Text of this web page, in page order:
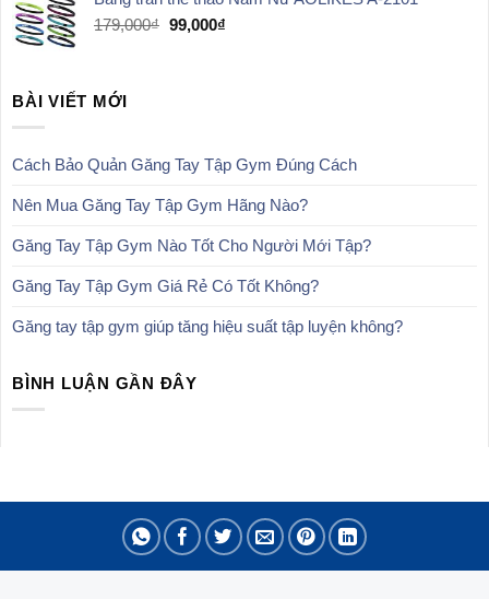
179,000₫ Giá
99,000₫Giá
BÀI VIẾT MỚI
Cách Bảo Quản Găng Tay Tập Gym Đúng Cách
Nên Mua Găng Tay Tập Gym Hãng Nào?
Găng Tay Tập Gym Nào Tốt Cho Người Mới Tập?
Găng Tay Tập Gym Giá Rẻ Có Tốt Không?
Găng tay tập gym giúp tăng hiệu suất tập luyện không?
BÌNH LUẬN GẦN ĐÂY